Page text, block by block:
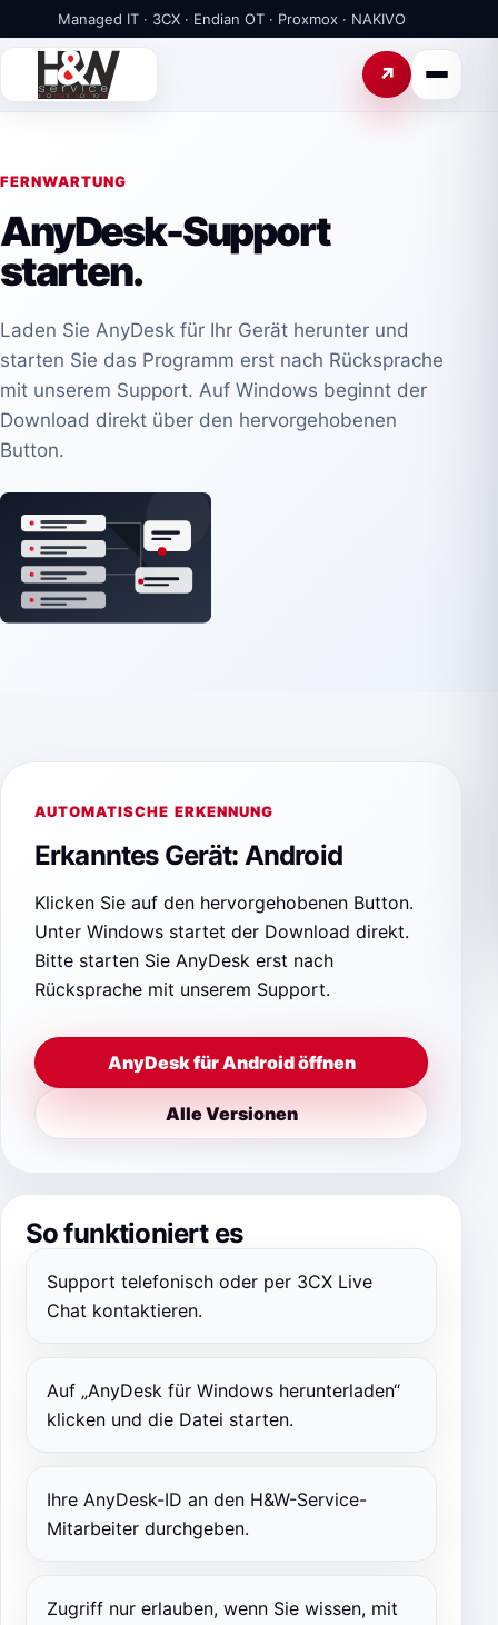
Managed IT · 3CX · Endian OT · Proxmox · NAKIVO
FERNWARTUNG
AnyDesk-Support
starten.
Laden Sie AnyDesk für Ihr Gerät herunter und
starten Sie das Programm erst nach Rücksprache
mit unserem Support. Auf Windows beginnt der
Download direkt über den hervorgehobenen
Button.
AUTOMATISCHE ERKENNUNG
Erkanntes Gerät: Android
Klicken Sie auf den hervorgehobenen Button.
Unter Windows startet der Download direkt.
Bitte starten Sie AnyDesk erst nach
Rücksprache mit unserem Support.
AnyDesk für Android öffnen
Alle Versionen
So funktioniert es
Support telefonisch oder per 3CX Live
Chat kontaktieren.
Auf „AnyDesk für Windows herunterladen“
klicken und die Datei starten.
Ihre AnyDesk-ID an den H&W-Service-
Mitarbeiter durchgeben.
Zugriff nur erlauben, wenn Sie wissen, mit